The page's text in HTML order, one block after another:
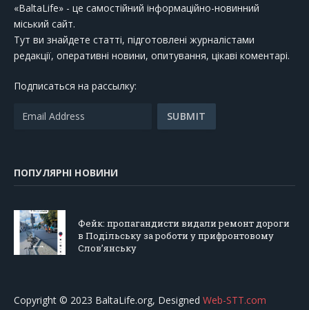
«BaltaLife» - це самостійний інформаційно-новинний
міський сайт.
Тут ви знайдете статті, підготовлені журналістами
редакції, оперативні новини, опитування, цікаві коментарі.
Подписаться на рассылку:
ПОПУЛЯРНІ НОВИНИ
Фейк: пропагандисти видали ремонт дороги
в Подільську за роботи у прифронтовому
Слов’янську
Copyright © 2023 BaltaLife.org, Designed Web-STT.com